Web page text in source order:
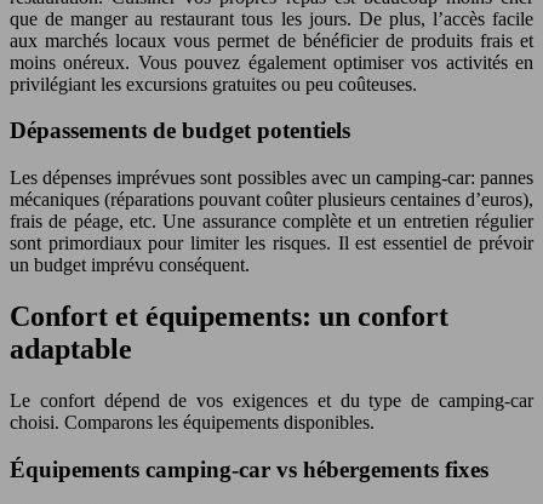
que de manger au restaurant tous les jours. De plus, l’accès facile
aux marchés locaux vous permet de bénéficier de produits frais et
moins onéreux. Vous pouvez également optimiser vos activités en
privilégiant les excursions gratuites ou peu coûteuses.
Dépassements de budget potentiels
Les dépenses imprévues sont possibles avec un camping-car: pannes
mécaniques (réparations pouvant coûter plusieurs centaines d’euros),
frais de péage, etc. Une assurance complète et un entretien régulier
sont primordiaux pour limiter les risques. Il est essentiel de prévoir
un budget imprévu conséquent.
Confort et équipements: un confort
adaptable
Le confort dépend de vos exigences et du type de camping-car
choisi. Comparons les équipements disponibles.
Équipements camping-car vs hébergements fixes